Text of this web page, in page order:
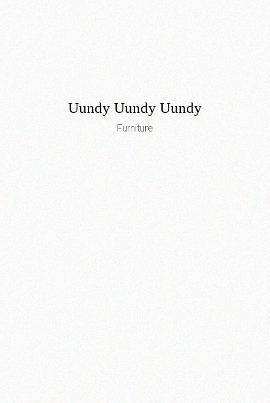
Uundy Uundy Uundy
Furniture